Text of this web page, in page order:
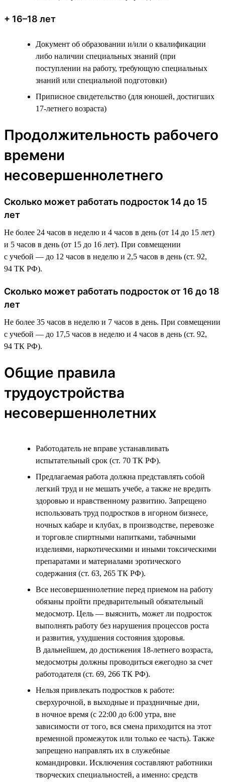
+ 16–18 лет
Документ об образовании и/или о квалификации
либо наличии специальных знаний (при
поступлении на работу, требующую специальных
знаний или специальной подготовки)
Приписное свидетельство (для юношей, достигших
17-летнего возраста)
Продолжительность рабочего
времени
несовершеннолетнего
Сколько может работать подросток 14 до 15
лет
Не более 24 часов в неделю и 4 часов в день (от 14 до 15 лет)
и 5 часов в день (от 15 до 16 лет). При совмещении
с учебой — до 12 часов в неделю и 2,5 часов в день (ст. 92,
94 ТК РФ).
Сколько может работать подросток от 16 до 18
лет
Не более 35 часов в неделю и 7 часов в день. При совмещении
с учебой — до 17,5 часов в неделю и 4 часов в день (ст. 92,
94 ТК РФ).
Общие правила
трудоустройства
несовершеннолетних
Работодатель не вправе устанавливать
испытательный срок (ст. 70 ТК РФ).
Предлагаемая работа должна представлять собой
легкий труд и не мешать учебе, а также не вредить
здоровью и нравственному развитию. Запрещено
использовать труд подростков в игорном бизнесе,
ночных кабаре и клубах, в производстве, перевозке
и торговле спиртными напитками, табачными
изделиями, наркотическими и иными токсическими
препаратами и материалами эротического
содержания (ст. 63, 265 ТК РФ).
Все несовершеннолетние перед приемом на работу
обязаны пройти предварительный обязательный
медосмотр. Цель — выяснить, может ли подросток
выполнять работу без нарушения процессов роста
и развития, ухудшения состояния здоровья.
В дальнейшем, до достижения 18-летнего возраста,
медосмотры должны проводиться ежегодно за счет
работодателя (ст. 69, 266 ТК РФ).
Нельзя привлекать подростков к работе:
сверхурочной, в выходные и праздничные дни,
в ночное время (с 22:00 до 6:00 утра, вне
зависимости от того, вся смена приходится на этот
временной промежуток или только ее часть). Также
запрещено направлять их в служебные
командировки. Исключения составляют работники
творческих специальностей, а именно: средств